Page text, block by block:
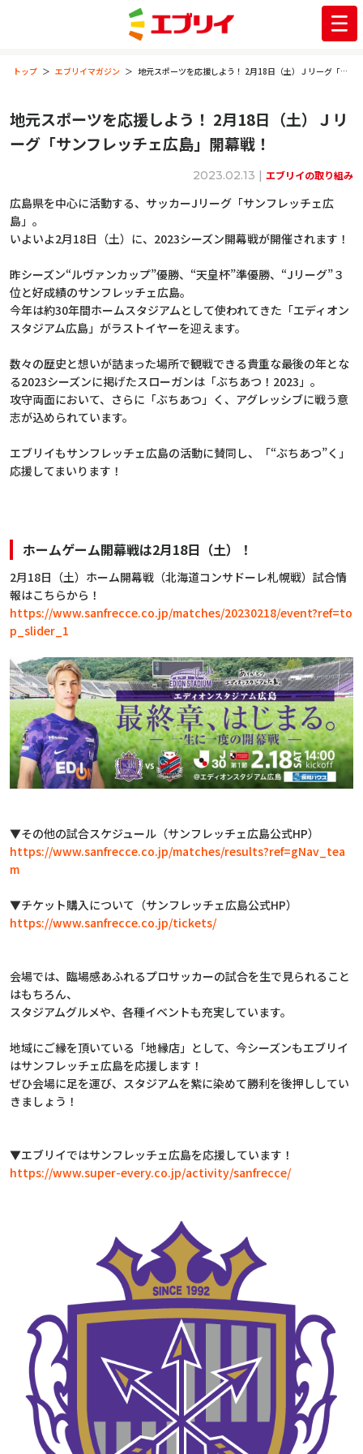
トップ エブリイマガジン 地元スポーツを応援しよう！ 2月18日（土）Ｊリーグ「サンフレッチェ広島」開幕戦！
地元スポーツを応援しよう！ 2月18日（土）Ｊリ
ーグ「サンフレッチェ広島」開幕戦！
2023.02.13 | エブリイの取り組み
広島県を中心に活動する、サッカーJリーグ「サンフレッチェ広
島」。
いよいよ2月18日（土）に、2023シーズン開幕戦が開催されます！
昨シーズン“ルヴァンカップ”優勝、“天皇杯”準優勝、“Jリーグ”３
位と好成績のサンフレッチェ広島。
今年は約30年間ホームスタジアムとして使われてきた「エディオン
スタジアム広島」がラストイヤーを迎えます。
数々の歴史と想いが詰まった場所で観戦できる貴重な最後の年とな
る2023シーズンに掲げたスローガンは「ぶちあつ！2023」。
攻守両面において、さらに「ぶちあつ」く、アグレッシブに戦う意
志が込められています。
エブリイもサンフレッチェ広島の活動に賛同し、「“ぶちあつ”く」
応援してまいります！
ホームゲーム開幕戦は2月18日（土）！
2月18日（土）ホーム開幕戦（北海道コンサドーレ札幌戦）試合情
報はこちらから！
https://www.sanfrecce.co.jp/matches/20230218/event?ref=to
p_slider_1
▼その他の試合スケジュール（サンフレッチェ広島公式HP）
https://www.sanfrecce.co.jp/matches/results?ref=gNav_tea
m
▼チケット購入について（サンフレッチェ広島公式HP）
https://www.sanfrecce.co.jp/tickets/
会場では、臨場感あふれるプロサッカーの試合を生で見られること
はもちろん、
スタジアムグルメや、各種イベントも充実しています。
地域にご縁を頂いている「地縁店」として、今シーズンもエブリイ
はサンフレッチェ広島を応援します！
ぜひ会場に足を運び、スタジアムを紫に染めて勝利を後押ししてい
きましょう！
▼エブリイではサンフレッチェ広島を応援しています！
https://www.super-every.co.jp/activity/sanfrecce/